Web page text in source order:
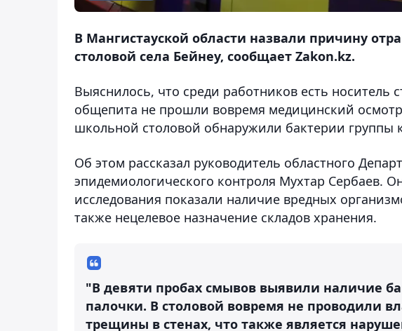
В Мангистауской области назвали причину
столовой села Бейнеу, сообщает Zakon.kz.
Выяснилось, что среди работников есть носитель
общепита не прошли вовремя медицинский
школьной столовой обнаружили бактерии
Об этом рассказал руководитель областного
эпидемиологического контроля Мухтар Сербаев.
исследования показали наличие вредных
также нецелевое назначение складов хранения.
"В девяти пробах смывов выявили наличие
палочки. В столовой вовремя не проводили
трещины в стенах, что также является